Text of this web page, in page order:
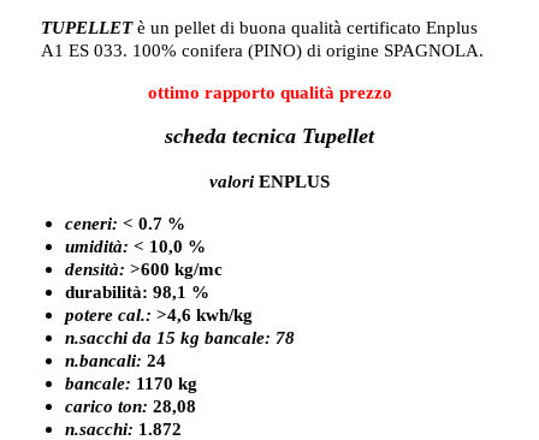
TUPELLETè un pellet di buona qualità certificato Enplus
A1 ES 033. 100% conifera (PINO) di origine SPAGNOLA.
ottimo rapporto qualità prezzo
scheda tecnica Tupellet
valori ENPLUS
ceneri: < 0.7 %
umidità: < 10,0 %
densità: >600 kg/mc
durabilità: 98,1 %
potere cal.: >4,6 kwh/kg
n.sacchi da 15 kg bancale: 78
n.bancali: 24
bancale: 1170 kg
carico ton: 28,08
n.sacchi: 1.872